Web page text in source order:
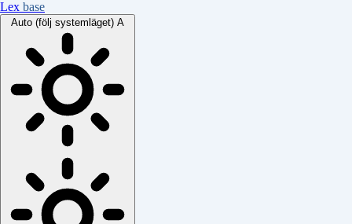
Lex base
Auto (följ systemläget) A